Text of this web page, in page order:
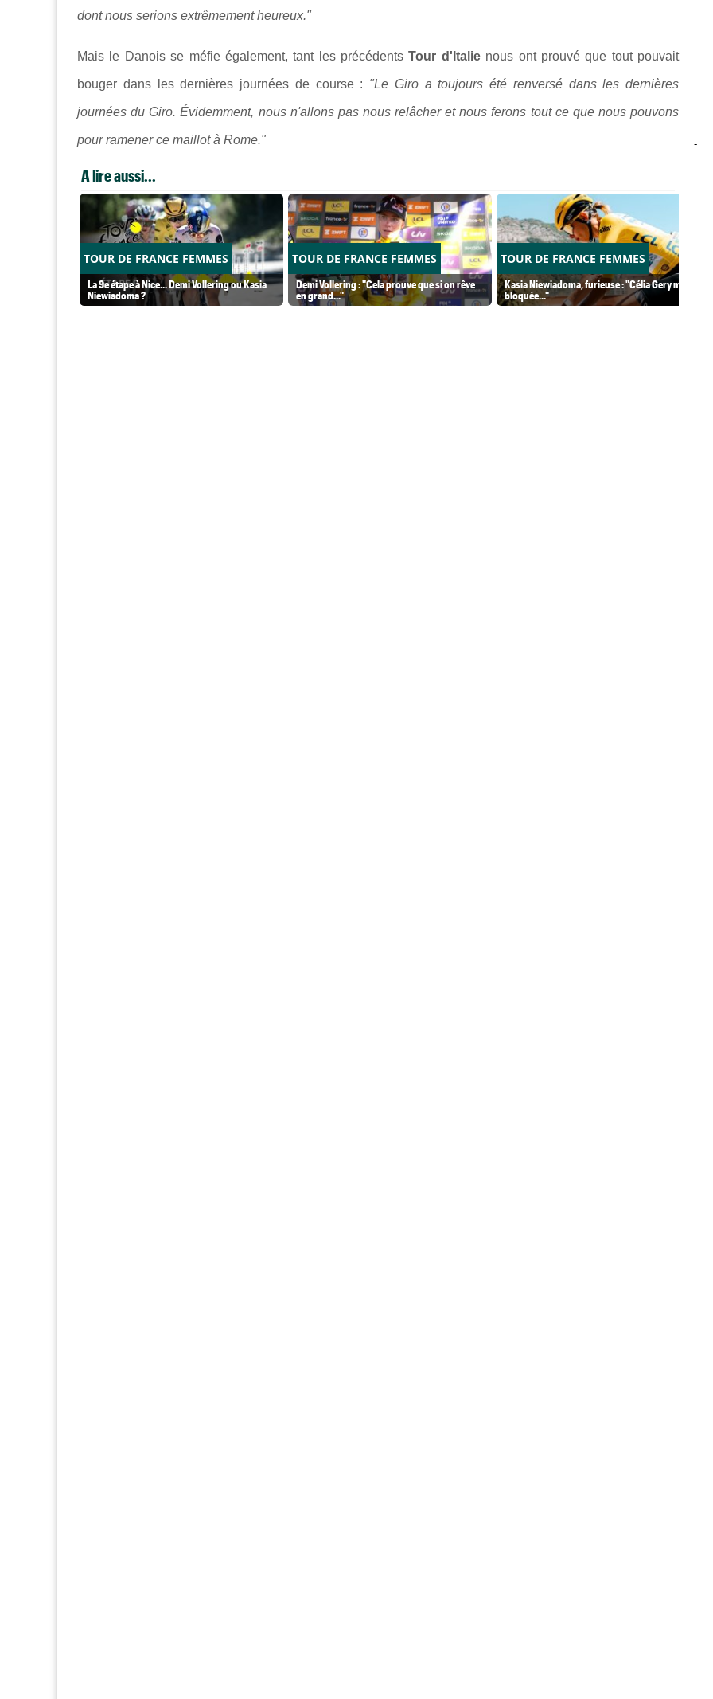
dont nous serions extrêmement heureux."
Mais le Danois se méfie également, tant les précédentsTour d'Italie nous ont prouvé que tout pouvait
bouger dans les dernières journées de course : "Le Giro a toujours été renversé dans les dernières
journées du Giro. Évidemment, nous n'allons pas nous relâcher et nous ferons tout ce que nous pouvons
pour ramener ce maillot à Rome."
A lire aussi...
TOUR DE FRANCE FEMMES
La 9e étape à Nice... Demi Vollering ou Kasia
Niewiadoma ?
TOUR DE FRANCE FEMMES
Demi Vollering : "Cela prouve que si on rêve
en grand..."
TOUR DE FRANCE FEMMES
Kasia Niewiadoma, furieuse : "Célia Gery m'a
bloquée..."
-